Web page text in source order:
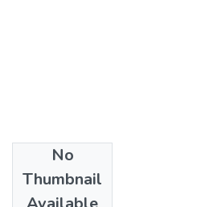
No
Thumbnail
1994